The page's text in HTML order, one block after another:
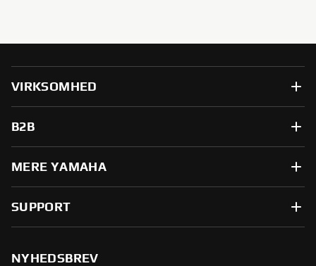
VIRKSOMHED
B2B
MERE YAMAHA
SUPPORT
NYHEDSBREV